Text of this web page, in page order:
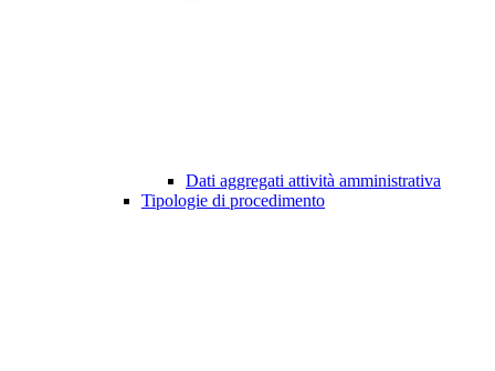
Dati aggregati attività amministrativa
Tipologie di procedimento